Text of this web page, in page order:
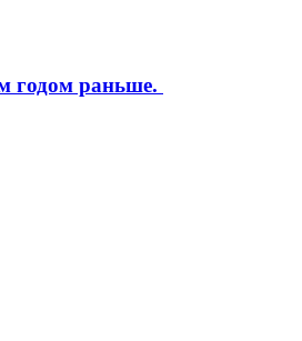
годом раньше.